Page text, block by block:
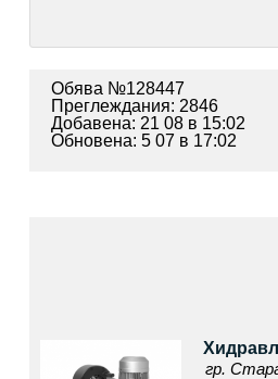
Обява №128447
Преглеждания: 2846
Добавена: 21 08 в 15:02
Обновена: 5 07 в 17:02
гр.